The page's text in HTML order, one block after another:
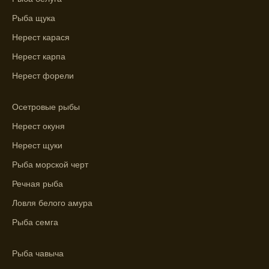
График клева рыбы зависит от фаз луны и
погоды.
Выберите лучшее время для рыбной
Зависимость активности рыбы от
максимального атмосферного давления,
как указывает прогноз клева.
Прогноз клева на сутки вперед дает ясное
представление о том, когда и где клюет
Находите ближайшие водоемы для ловли с
Рыба щука
Нерест карася
Нерест карпа
Нерест форели
Осетровые рыбы
Нерест окуня
Нерест щуки
Рыба морской черт
Речная рыба
Ловля белого амура
Рыба семга
Рыба чавыча